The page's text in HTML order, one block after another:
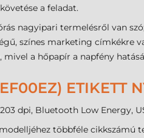
a feladat.
nagyipari termelésről van
színes marketing címkékre
a hőpapír a napfény
ETIKETT
dpi, Bluetooth Low Energy,
többféle cikkszámú